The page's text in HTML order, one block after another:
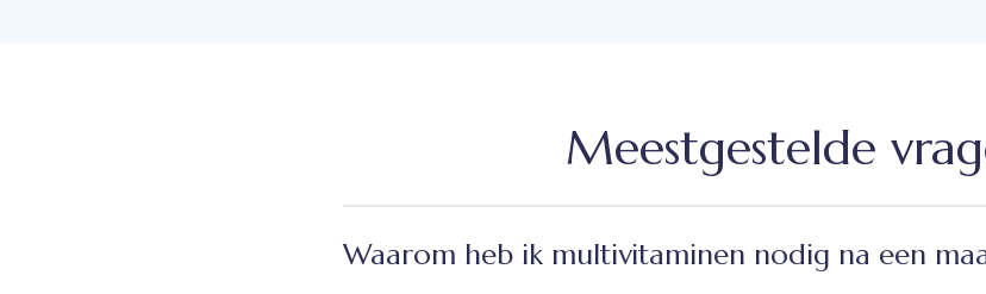
Meestgestelde
Waarom heb ik multivitaminen nodig na een